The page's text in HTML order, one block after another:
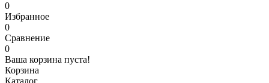
0
Избранное
0
Сравнение
0
Ваша корзина пуста!
Корзина
Каталог